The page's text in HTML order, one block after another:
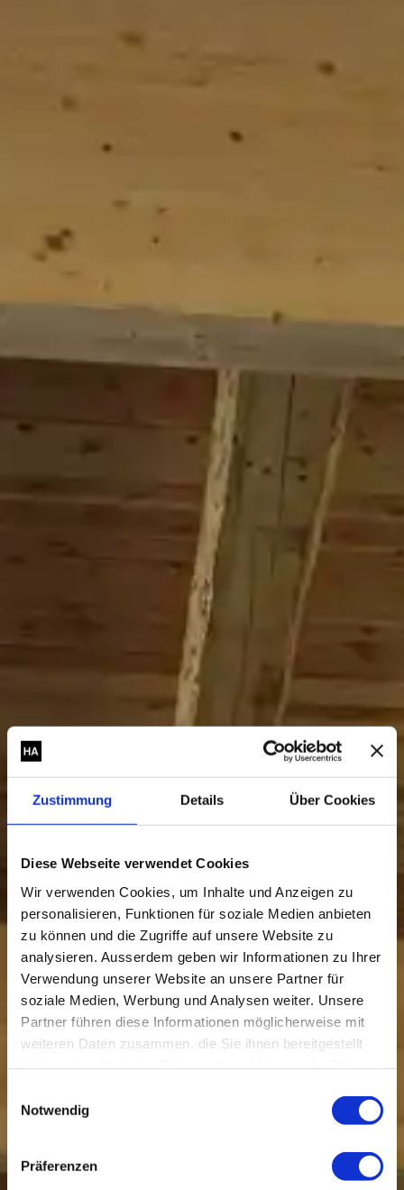
Zustimmung Details Über Cookies
Diese Webseite verwendet Cookies
Wir verwenden Cookies, um Inhalte und Anzeigen zu
personalisieren, Funktionen für soziale Medien anbieten
zu können und die Zugriffe auf unsere Website zu
analysieren. Ausserdem geben wir Informationen zu Ihrer
Verwendung unserer Website an unsere Partner für
soziale Medien, Werbung und Analysen weiter. Unsere
Partner führen diese Informationen möglicherweise mit
weiteren Daten zusammen, die Sie ihnen bereitgestellt
Notwendig
Präferenzen